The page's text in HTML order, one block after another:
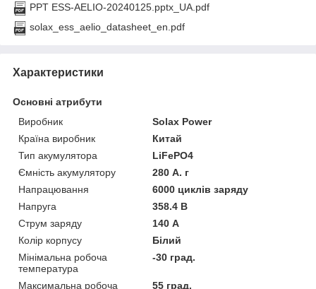
PPT ESS-AELIO-20240125.pptx_UA.pdf
solax_ess_aelio_datasheet_en.pdf
Характеристики
Основні атрибути
Виробник
Solax Power
Країна виробник
Китай
Тип акумулятора
LiFePO4
Ємність акумулятору
280 А. г
Напрацювання
6000 циклів заряду
Напруга
358.4 В
Струм заряду
140 А
Колір корпусу
Білий
Мінімальна робоча
температура
-30 град.
Максимальна робоча
55 град.